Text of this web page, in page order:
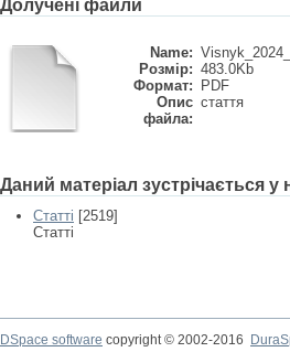
Долучені файли
Name:
Розмір: 483.0Kb
Формат:
PDF
Опис
файла:
стаття
Даний матеріал зустрічається
Статті [2519]
Статті
DSpace software copyright © 2002-2016